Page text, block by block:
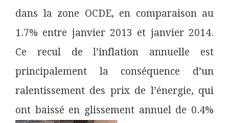
dans la zone OCDE, en comparaison au
1.7% entre janvier 2013 et janvier 2014.
Ce recul de l’inflation annuelle est
principalement la conséquence d’un
ralentissement des prix de l’énergie, qui
ont baissé en glissement annuel de 0.4%